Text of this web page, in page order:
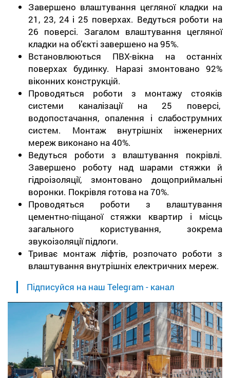
Завершено влаштування цегляної кладки на
21, 23, 24 і 25 поверхах. Ведуться роботи на
26 поверсі. Загалом влаштування цегляної
кладки на об’єкті завершено на 95%.
Встановлюються ПВХ-вікна на останніх
поверхах будинку. Наразі змонтовано 92%
віконних конструкцій.
Проводяться роботи з монтажу стояків
системи каналізації на 25 поверсі,
водопостачання, опалення і слабострумних
систем. Монтаж внутрішніх інженерних
мереж виконано на 40%.
Ведуться роботи з влаштування покрівлі.
Завершено роботу над шарами стяжки й
гідроізоляції, змонтовано дощоприймальні
воронки. Покрівля готова на 70%.
Проводяться роботи з влаштування
цементно-піщаної стяжки квартир і місць
загального користування, зокрема
звукоізоляції підлоги.
Триває монтаж ліфтів, розпочато роботи з
влаштування внутрішніх електричних мереж.
Підписуйся на наш Telegram - канал